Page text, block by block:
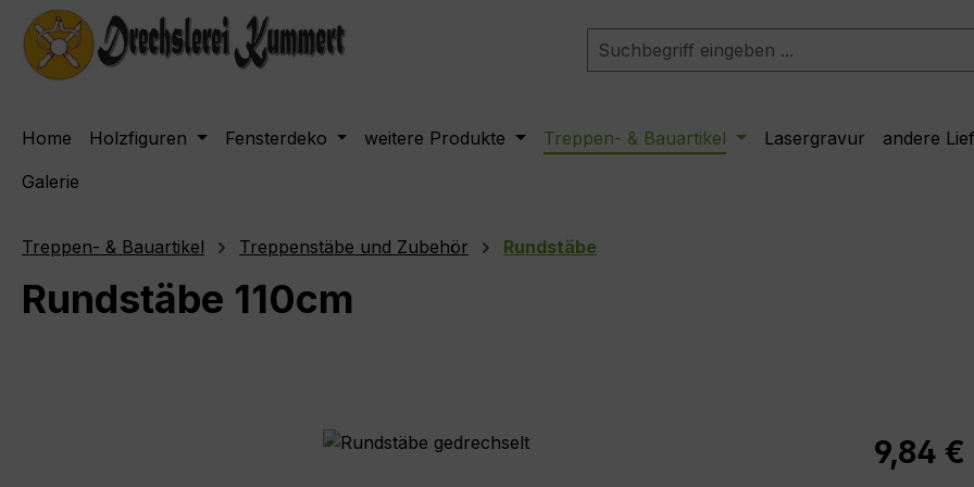
Hauptinhalt springen
Zur Suche springen
Zur Hauptnavigation springen
Home Holzfiguren Fensterdeko weitere Produkte Treppen- & Bauartikel Lasergravur andere
Galerie
Treppen- & Bauartikel Treppenstäbe und Zubehör Rundstäbe
Rundstäbe 110cm
Regulärer
9,84 €